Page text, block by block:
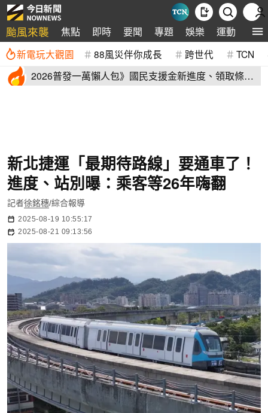
颱風來襲 焦點 即時 要聞 專題 娛樂 運動 全球
新電玩大觀園 88風災伴你成長 跨世代 TCN
2026普發一萬懶人包》國民支援金新進度、領取條
新北捷運「最期待路線」要通車了！
進度、站別曝：乘客等26年嗨翻
記者徐銘穗/綜合報導
2025-08-19 10:55:17
2025-08-21 09:13:56